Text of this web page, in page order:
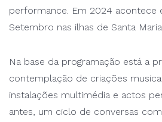
performance. Em 2024 acontece
Setembro nas ilhas de Santa
Na base da programação está a
contemplação de criações
instalações multimédia e actos
antes, um ciclo de conversas